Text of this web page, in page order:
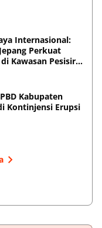
Internasional:
Perkuat
Kawasan Pesisir
Kabupaten
Kontinjensi Erupsi